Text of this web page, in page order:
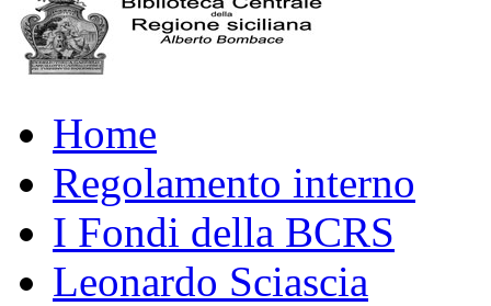
Home
Regolamento interno
I Fondi della BCRS
Leonardo Sciascia